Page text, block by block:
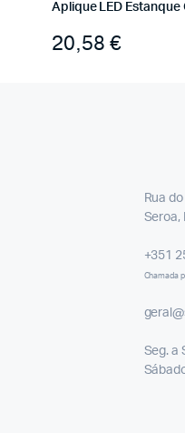
Aplique LED Estanque
20,58 €
Rua
Seroa,
+351
Chamada
Seg. a